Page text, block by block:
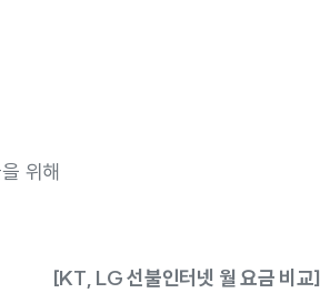
위해
[KT, LG 선불인터넷 월 요금 비교]